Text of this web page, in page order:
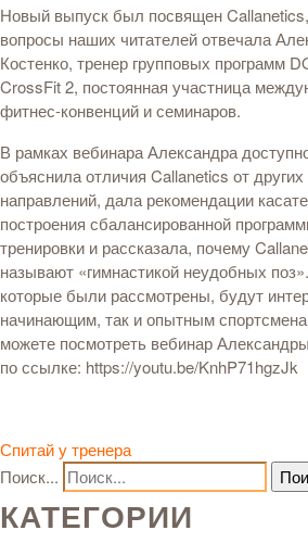
Новый выпуск был посвящен
вопросы наших читателей отвечала
Костенко, тренер групповых программ
CrossFit 2, постоянная участница
фитнес-конвенций и семинаров.
В рамках вебинара Александра
объяснила отличия Callanetics от
направлений, дала рекомендации
построения сбалансированной
тренировки и рассказала, почему
называют «гимнастикой неудобных
которые были рассмотрены, будут
начинающим, так и опытным
можете посмотреть вебинар
по ссылке: https://youtu.be/KnhP71hgzJk
Спитай у тренера
Поиск...
КАТЕГОРИИ